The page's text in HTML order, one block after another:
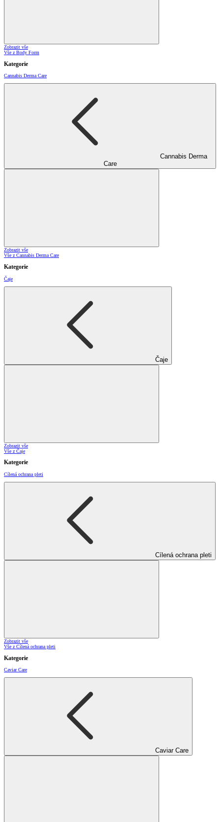
Zobrazit vše
Vše z Body Form
Kategorie
Cannabis Derma Care
Cannabis Derma
Care
Zobrazit vše
Vše z Cannabis Derma Care
Kategorie
Čaje
Čaje
Zobrazit vše
Vše z Čaje
Kategorie
Cílená ochrana pleti
Cílená ochrana pleti
Zobrazit vše
Vše z Cílená ochrana pleti
Kategorie
Caviar Care
Caviar Care